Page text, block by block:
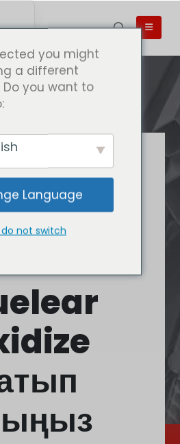
you might
a different
you want to
Language
not switch